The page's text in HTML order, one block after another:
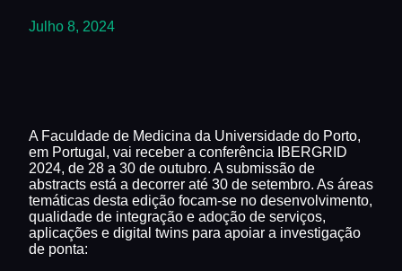
Julho 8, 2024
A Faculdade de Medicina da Universidade do Porto,
em Portugal, vai receber a conferência IBERGRID
2024, de 28 a 30 de outubro. A submissão de
abstracts está a decorrer até 30 de setembro. As áreas
temáticas desta edição focam-se no desenvolvimento,
qualidade de integração e adoção de serviços,
aplicações e digital twins para apoiar a investigação
de ponta: